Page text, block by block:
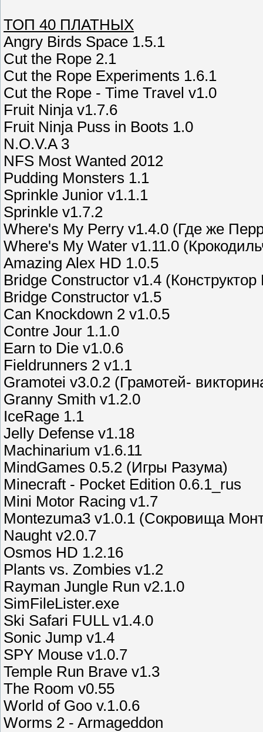
ТОП 40 ПЛАТНЫХ
Angry Birds Space 1.5.1
Cut the Rope 2.1
Cut the Rope Experiments 1.6.1
Cut the Rope - Time Travel v1.0
Fruit Ninja v1.7.6
Fruit Ninja Puss in Boots 1.0
N.O.V.A 3
NFS Most Wanted 2012
Pudding Monsters 1.1
Sprinkle Junior v1.1.1
Sprinkle v1.7.2
Where's My Perry v1.4.0 (Где же
Where's My Water v1.11.0
Amazing Alex HD 1.0.5
Bridge Constructor v1.4
Bridge Constructor v1.5
Can Knockdown 2 v1.0.5
Contre Jour 1.1.0
Earn to Die v1.0.6
Fieldrunners 2 v1.1
Gramotei v3.0.2 (Грамотей-
Granny Smith v1.2.0
IceRage 1.1
Jelly Defense v1.18
Machinarium v1.6.11
MindGames 0.5.2 (Игры Разума)
Minecraft - Pocket Edition 0.6.1_rus
Mini Motor Racing v1.7
Montezuma3 v1.0.1 (Сокровища
Naught v2.0.7
Osmos HD 1.2.16
Plants vs. Zombies v1.2
Rayman Jungle Run v2.1.0
SimFileLister.exe
Ski Safari FULL v1.4.0
Sonic Jump v1.4
SPY Mouse v1.0.7
Temple Run Brave v1.3
The Room v0.55
World of Goo v.1.0.6
Worms 2 - Armageddon